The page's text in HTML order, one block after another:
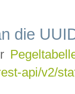
die
api/v2/